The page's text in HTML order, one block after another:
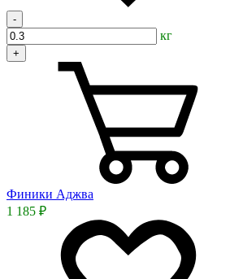
-
кг
+
Финики Аджва
1 185 ₽